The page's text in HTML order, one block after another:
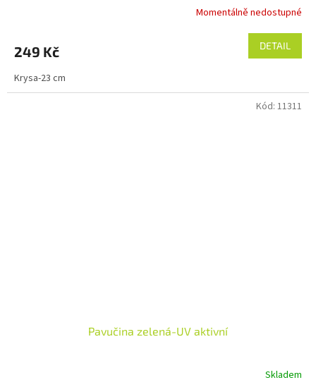
Momentálně nedostupné
249 Kč DETAIL
Krysa-23 cm
Pavučina zelená-UV aktivní
Skladem
Kód: 11311